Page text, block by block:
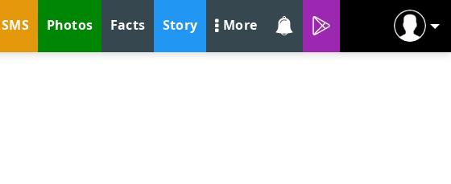
SMS Photos Facts Story More